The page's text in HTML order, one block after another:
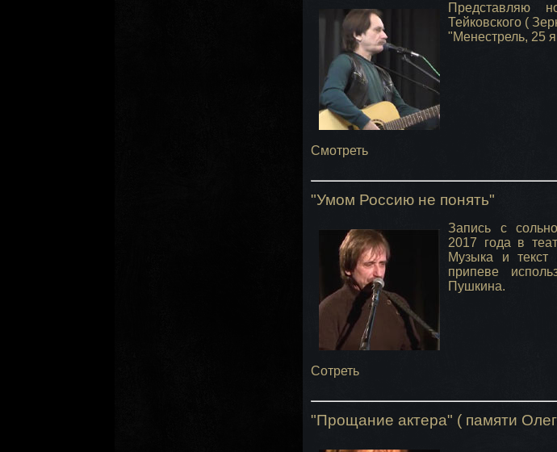
Представляю
Тейковского (
"Менестрель, 25
Смотреть
"Умом Россию не понять"
Запись с
2017 года в
Музыка и текст
припеве
Пушкина.
Сотреть
"Прощание актера" ( памяти